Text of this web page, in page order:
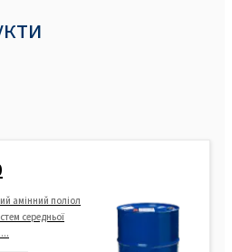
амінний поліол
середньої